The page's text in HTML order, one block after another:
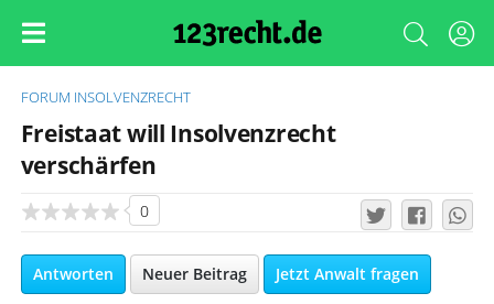
FORUM INSOLVENZRECHT
Freistaat will Insolvenzrecht
verschärfen
0
Antworten Neuer Beitrag Jetzt Anwalt fragen